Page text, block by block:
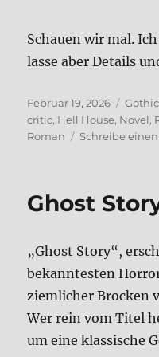
Schau­en wir mal.
las­se aber Details
Veröffentlicht
am
Februar 19, 2026 Gothic
critic, Hell House, Novel,
Roman
Schreibe
Ghost
„Ghost Sto­ry“,
bekann­te­sten
ziem­li­cher Brocken
Wer rein vom Titel
um eine klas­si­sche